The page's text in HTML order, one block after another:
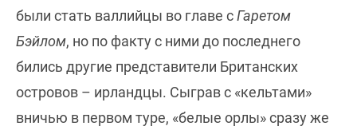
были стать валлийцы во главе сГаретом
Бэйлом, но по факту с ними до последнего
бились другие представители Британских
островов – ирландцы. Сыграв с «кельтами»
вничью в первом туре, «белые орлы» сразу же